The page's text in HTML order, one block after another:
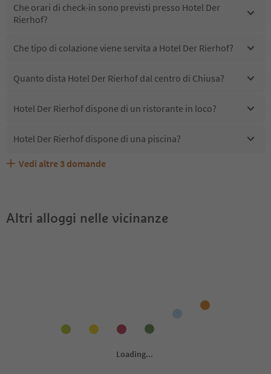
Che orari di check-in sono previsti presso Hotel Der
Rierhof?
Che tipo di colazione viene servita a Hotel Der Rierhof?
Quanto dista Hotel Der Rierhof dal centro di Chiusa?
Hotel Der Rierhof dispone di un ristorante in loco?
Hotel Der Rierhof dispone di una piscina?
Hotel Der Rierhof accetta animali domestici?
Quali servizi/attività sono disponibili presso Hotel Der
Gli ospiti di Hotel Der Rierhof ricevono l'Alto Adige Guest
Vedi altre 3 domande
Altri alloggi nelle vicinanze